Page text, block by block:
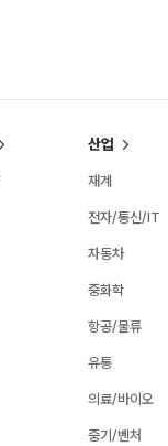
산업
재계
전자/통신/IT
자동차
중화학
항공/물류
유통
의료/바이오
중기/벤처